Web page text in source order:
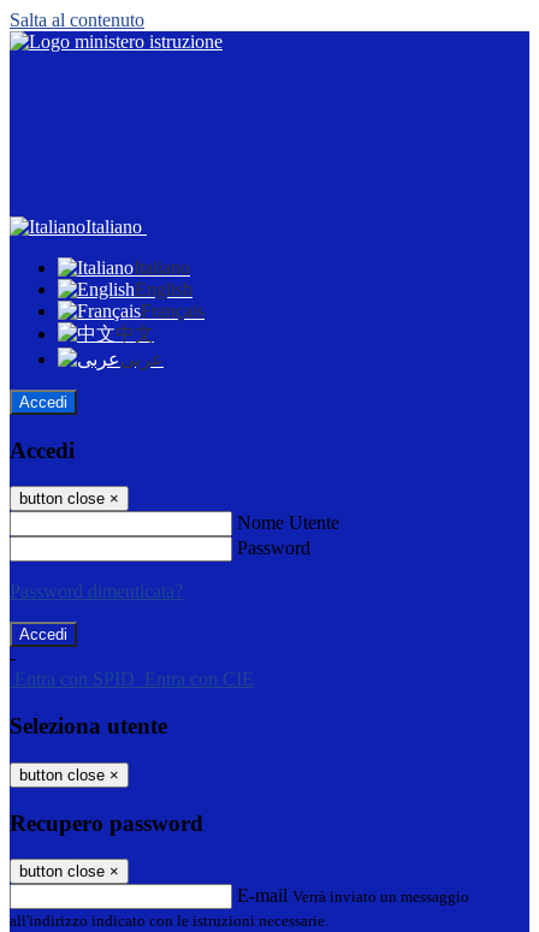
Salta al contenuto
Italiano
Italiano
English
Français
中文
عربى
Accedi
Accedi
button close ×
Nome Utente
Password
Password dimenticata?
-
Entra con SPID
Entra con CIE
Seleziona utente
button close ×
Recupero password
button close ×
E-mail Verrà inviato un messaggio
all'indirizzo indicato con le istruzioni necessarie.